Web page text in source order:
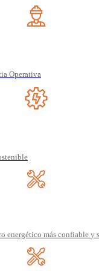
Operativa
energético más confiable y